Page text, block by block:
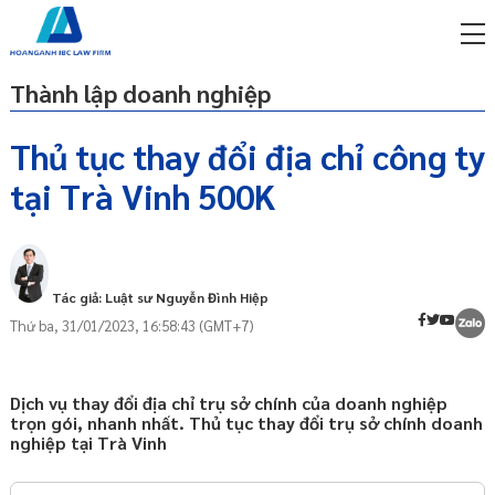
Thành lập doanh nghiệp
Thủ tục thay đổi địa chỉ công ty
tại Trà Vinh 500K
Tác giả: Luật sư Nguyễn Đình Hiệp
Thứ ba, 31/01/2023, 16:58:43 (GMT+7)
Dịch vụ thay đổi địa chỉ trụ sở chính của doanh nghiệp
trọn gói, nhanh nhất. Thủ tục thay đổi trụ sở chính doanh
nghiệp tại Trà Vinh
dung Giấy chứng nhận đăng ký doanh
nghiệp
chứng nhận đăng ký doanh nghiệp
Xử phạt vi phạm hành chính do chậm
doanh?
phí qua zalo
sư trực tuyến online
ty/doanh nghiệp
gói
phí qua zalo
ty/doanh nghiệp
gói
ty/doanh nghiệp
gói